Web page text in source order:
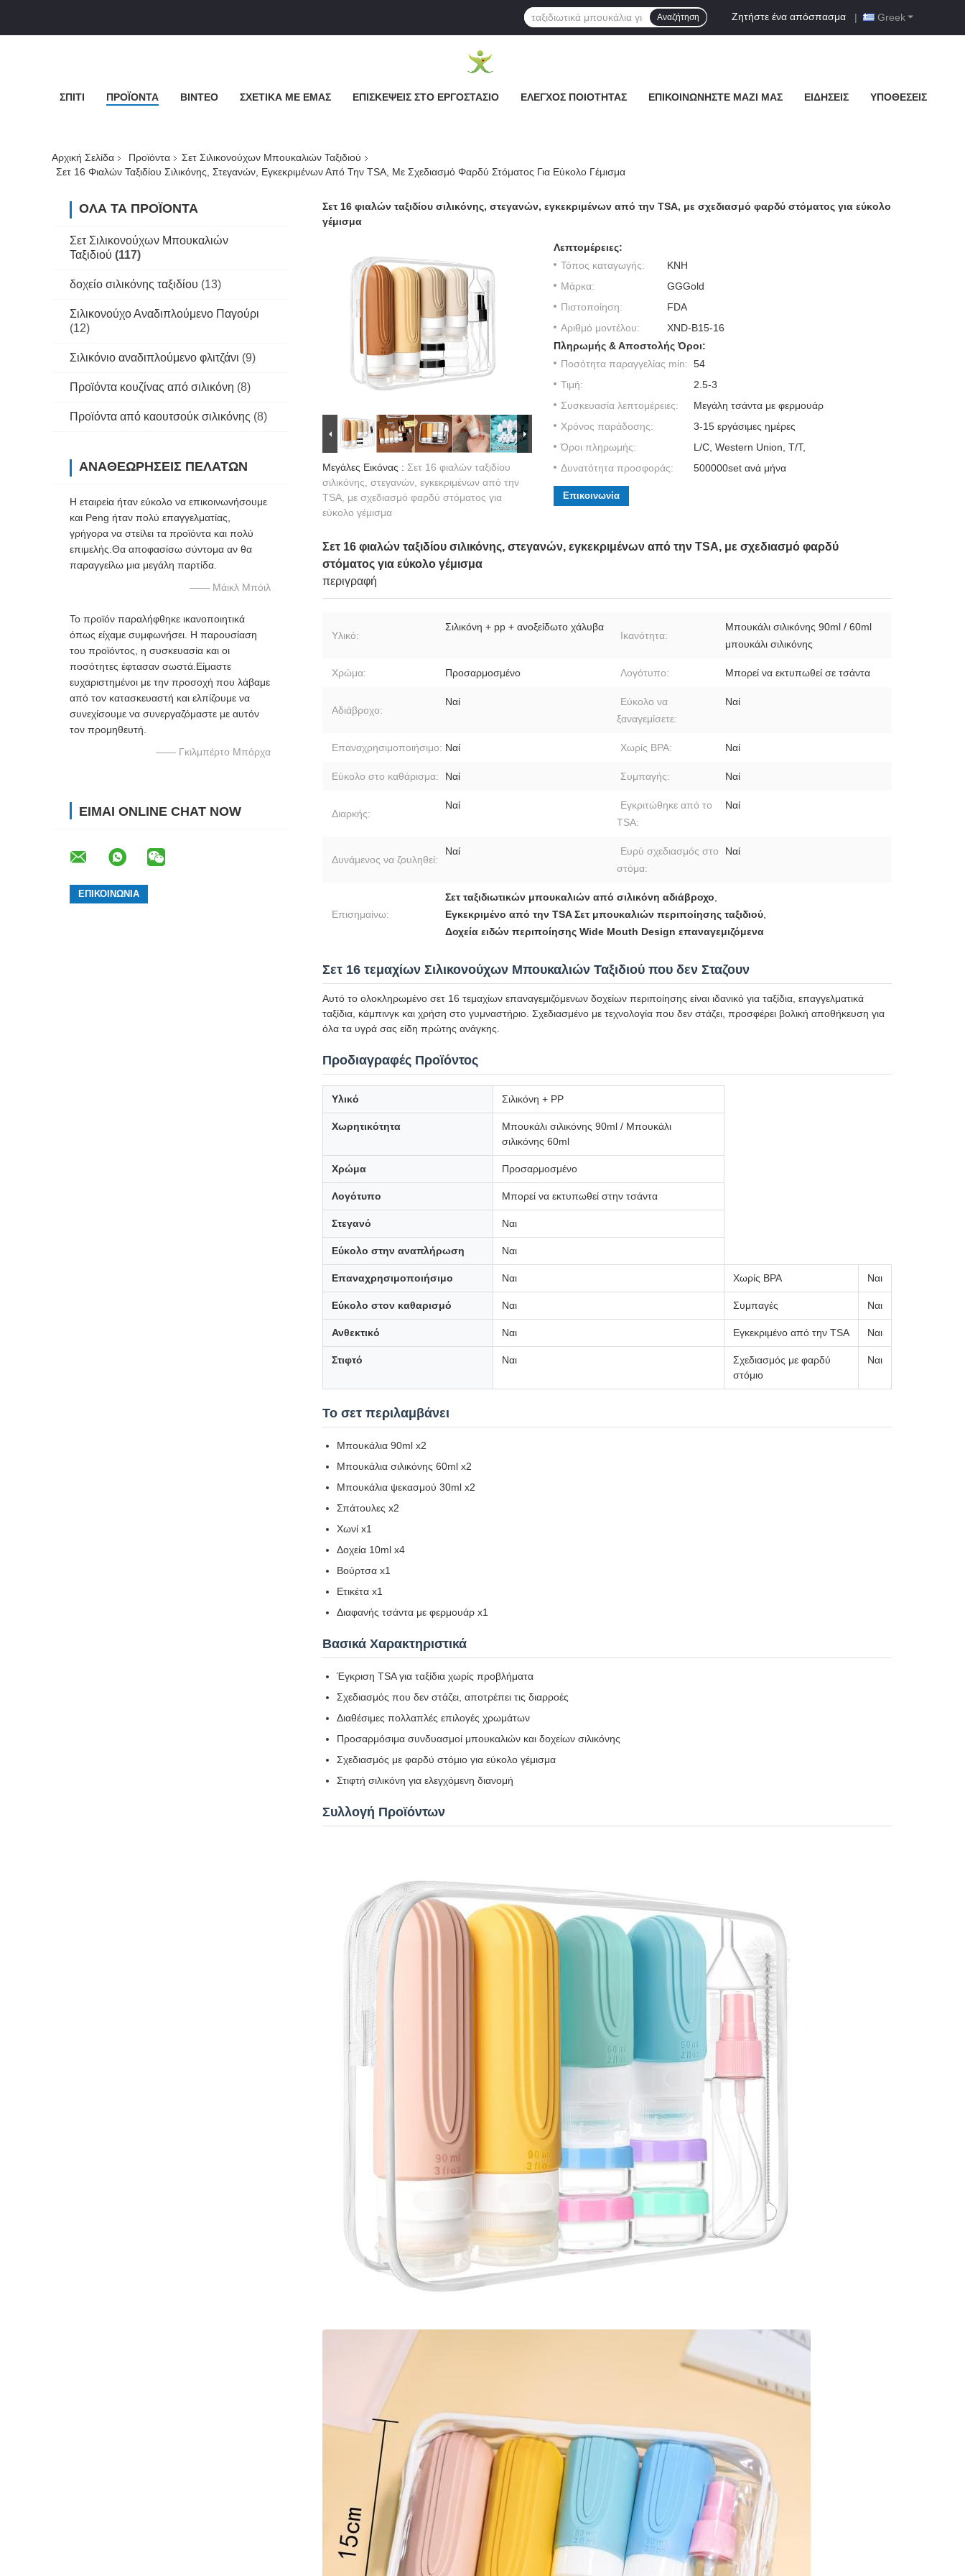
Greek
Ζητήστε ένα απόσπασμα |
Αναζήτηση
ΣΠΊΤΙ ΠΡΟΪΌΝΤΑ ΒΊΝΤΕΟ ΣΧΕΤΙΚΆ ΜΕ ΕΜΆΣ ΕΠΙΣΚΈΨΕΙΣ ΣΤΟ ΕΡΓΟΣΤΆΣΙΟ ΈΛΕΓΧΟΣ ΠΟΙΌΤΗΤΑΣ ΕΠΙΚΟΙΝΩΝΉΣΤΕ ΜΑΖΊ ΜΑΣ ΕΙΔΉΣΕΙΣ ΥΠΟΘΈΣΕΙΣ
Αρχική Σελίδα Προϊόντα
Σετ Σιλικονούχων Μπουκαλιών Ταξιδιού
Σετ 16 Φιαλών Ταξιδίου Σιλικόνης, Στεγανών, Εγκεκριμένων Από Την TSA, Με Σχεδιασμό Φαρδύ Στόματος Για Εύκολο Γέμισμα
ΌΛΑ ΤΑ ΠΡΟΪΌΝΤΑ
Σετ Σιλικονούχων Μπουκαλιών
Ταξιδιού (117)
δοχείο σιλικόνης ταξιδίου (13)
Σιλικονούχο Αναδιπλούμενο Παγούρι
(12)
Σιλικόνιο αναδιπλούμενο φλιτζάνι (9)
Προϊόντα κουζίνας από σιλικόνη (8)
Προϊόντα από καουτσούκ σιλικόνης (8)
ΑΝΑΘΕΩΡΉΣΕΙΣ ΠΕΛΑΤΏΝ
Η εταιρεία ήταν εύκολο να επικοινωνήσουμε
και Peng ήταν πολύ επαγγελματίας,
γρήγορα να στείλει τα προϊόντα και πολύ
επιμελής.Θα αποφασίσω σύντομα αν θα
παραγγείλω μια μεγάλη παρτίδα.
—— Μάικλ Μπόιλ
Το προϊόν παραλήφθηκε ικανοποιητικά
όπως είχαμε συμφωνήσει. Η παρουσίαση
του προϊόντος, η συσκευασία και οι
ποσότητες έφτασαν σωστά.Είμαστε
ευχαριστημένοι με την προσοχή που λάβαμε
από τον κατασκευαστή και ελπίζουμε να
συνεχίσουμε να συνεργαζόμαστε με αυτόν
τον προμηθευτή.
—— Γκιλμπέρτο Μπόρχα
ΕΊΜΑΙ ONLINE CHAT NOW
Σετ 16 φιαλών ταξιδίου σιλικόνης, στεγανών, εγκεκριμένων από την TSA, με σχεδιασμό φαρδύ στόματος για εύκολο
γέμισμα
Μεγάλες Εικόνας : Σετ 16 φιαλών ταξιδίου
σιλικόνης, στεγανών, εγκεκριμένων από την
TSA, με σχεδιασμό φαρδύ στόματος για
εύκολο γέμισμα
Λεπτομέρειες:
Τόπος καταγωγής:
ΚΝΗ
Μάρκα:
GGGold
Πιστοποίηση:
FDA
Αριθμό μοντέλου:
XND-B15-16
Πληρωμής & Αποστολής Όροι:
Ποσότητα παραγγελίας min: 54
Τιμή:
2.5-3
Συσκευασία λεπτομέρειες:
Μεγάλη τσάντα με φερμουάρ
Χρόνος παράδοσης:
3-15 εργάσιμες ημέρες
Όροι πληρωμής:
L/C, Western Union, T/T,
Δυνατότητα προσφοράς:
500000set ανά μήνα
Επικοινωνία
Σετ 16 φιαλών ταξιδίου σιλικόνης, στεγανών, εγκεκριμένων από την TSA, με σχεδιασμό φαρδύ
στόματος για εύκολο γέμισμα
περιγραφή
Υλικό:
Σιλικόνη + pp + ανοξείδωτο χάλυβα
Ικανότητα:
Μπουκάλι σιλικόνης 90ml / 60ml
μπουκάλι σιλικόνης
Χρώμα: Προσαρμοσμένο Λογότυπο: Μπορεί να εκτυπωθεί σε τσάντα
Αδιάβροχο:
Ναί
Εύκολο να
ξαναγεμίσετε:
Ναί
Επαναχρησιμοποιήσιμο: Ναί Χωρίς BPA: Ναί
Εύκολο στο καθάρισμα: Ναί Συμπαγής: Ναί
Διαρκής:
Ναί
Εγκριτώθηκε από το
TSA:
Ναί
Δυνάμενος να ζουληθεί:
Ναί
Ευρύ σχεδιασμός στο
στόμα:
Ναί
Επισημαίνω:
Σετ ταξιδιωτικών μπουκαλιών από σιλικόνη αδιάβροχο
Εγκεκριμένο από την TSA Σετ μπουκαλιών περιποίησης ταξιδιού
Δοχεία ειδών περιποίησης Wide Mouth Design επαναγεμιζόμενα
Σετ 16 τεμαχίων Σιλικονούχων Μπουκαλιών Ταξιδιού που δεν Σταζουν
Αυτό το ολοκληρωμένο σετ 16 τεμαχίων επαναγεμιζόμενων δοχείων περιποίησης είναι ιδανικό για ταξίδια, επαγγελματικά
ταξίδια, κάμπινγκ και χρήση στο γυμναστήριο. Σχεδιασμένο με τεχνολογία που δεν στάζει, προσφέρει βολική αποθήκευση για
όλα τα υγρά σας είδη πρώτης ανάγκης.
Προδιαγραφές Προϊόντος
Υλικό Σιλικόνη + PP
Χωρητικότητα
Μπουκάλι σιλικόνης 90ml / Μπουκάλι
σιλικόνης 60ml
Χρώμα Προσαρμοσμένο
Λογότυπο Μπορεί να εκτυπωθεί στην τσάντα
Στεγανό Ναι
Εύκολο στην αναπλήρωση Ναι
Επαναχρησιμοποιήσιμο Ναι Χωρίς BPA Ναι
Εύκολο στον καθαρισμό Ναι Συμπαγές Ναι
Ανθεκτικό Ναι Εγκεκριμένο από την TSA Ναι
Στιφτό Ναι
Σχεδιασμός με φαρδύ
στόμιο
Ναι
Το σετ περιλαμβάνει
Μπουκάλια 90ml x2
Μπουκάλια σιλικόνης 60ml x2
Μπουκάλια ψεκασμού 30ml x2
Σπάτουλες x2
Χωνί x1
Δοχεία 10ml x4
Βούρτσα x1
Ετικέτα x1
Διαφανής τσάντα με φερμουάρ x1
Βασικά Χαρακτηριστικά
Έγκριση TSA για ταξίδια χωρίς προβλήματα
Σχεδιασμός που δεν στάζει, αποτρέπει τις διαρροές
Διαθέσιμες πολλαπλές επιλογές χρωμάτων
Προσαρμόσιμα συνδυασμοί μπουκαλιών και δοχείων σιλικόνης
Σχεδιασμός με φαρδύ στόμιο για εύκολο γέμισμα
Στιφτή σιλικόνη για ελεγχόμενη διανομή
Συλλογή Προϊόντων